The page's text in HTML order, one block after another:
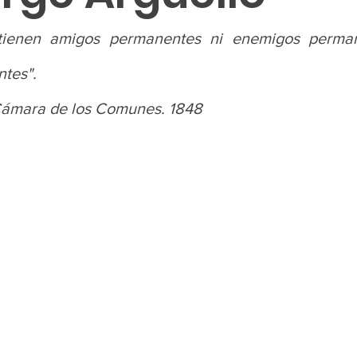
amigos permanentes ni enemigos
de los Comunes. 1848